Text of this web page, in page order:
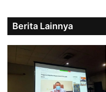
Berita Lainnya